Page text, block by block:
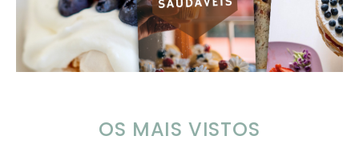
OS MAIS VISTOS